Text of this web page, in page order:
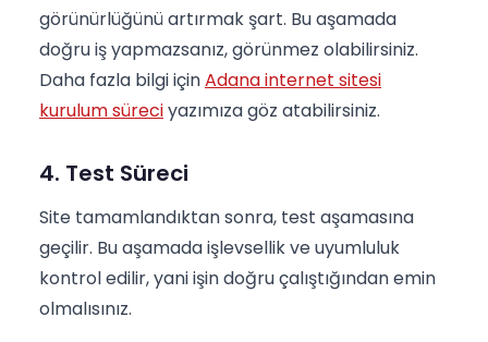
görünürlüğünü artırmak şart. Bu aşamada
doğru iş yapmazsanız, görünmez olabilirsiniz.
Daha fazla bilgi içinAdana internet sitesi
kurulum süreciyazımıza göz atabilirsiniz.
4. Test Süreci
Site tamamlandıktan sonra, test aşamasına
geçilir. Bu aşamada işlevsellik ve uyumluluk
kontrol edilir, yani işin doğru çalıştığından emin
olmalısınız.